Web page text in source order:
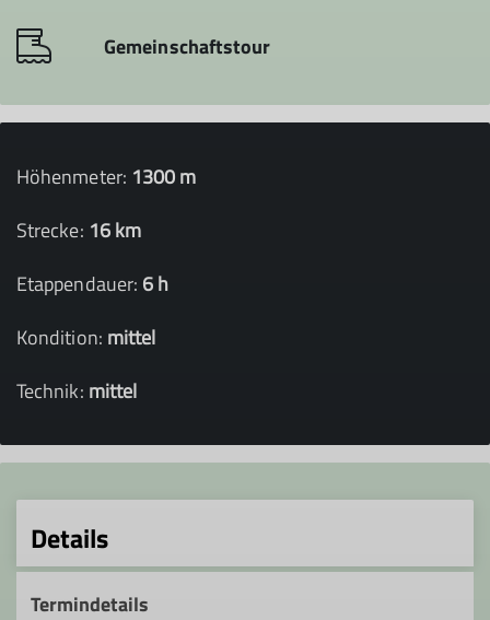
Gemeinschaftstour
Höhenmeter: 1300 m
Strecke: 16 km
Etappendauer: 6 h
Kondition: mittel
Technik: mittel
Details
Termindetails